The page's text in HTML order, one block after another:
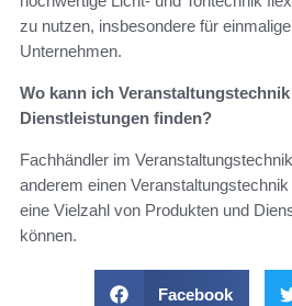
zu nutzen, insbesondere für
Unternehmen.
Wo kann ich
Dienstleistungen finden?
Fachhändler im
anderem einen
eine Vielzahl von Produkten und
können.
Facebook